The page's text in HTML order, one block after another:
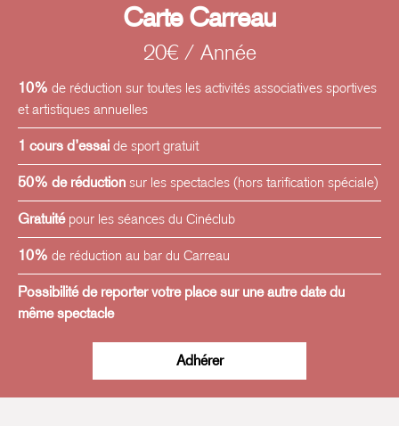
les chorégraphes Hervé Robbes, Jean Christophe Paré,
Béatrice Massin et Michel Kéléménis. Depuis 2021, elle
est artiste associée au Laboratoire de Recherche LLA
créatis (Lettre langue et Arts) de l'Université Toulouse II.
En juin 2022, elle fait partie des finalistes du concours
chorégraphique Danse Elargie qui a réuni 18 créations
internationales, sur le plateau du Théâtre de la Ville -
Espace Cardin à Paris. Actuellement, elle est interprète
pour les chorégraphes Mathilde Rance (Ile-de-France) et
Gilda Steelbak (Suède). Elle est artiste associée au
Laboratoire de recherche LLA - CREATIS de l'Université
Toulouse Jean Jaurès et formatrice en dramaturgie de la
danse dans le cadre du Master Arts du spectacle de
l'université Jean Jaurès de Toulouse.
Carte Carreau
20€ / Année
10% de réduction sur toutes les activités associatives sportives
et artistiques annuelles
1 cours d’essai de sport gratuit
50% de réduction sur les spectacles (hors tarification spéciale)
Gratuitépour les séances du Cinéclub
10% de réduction au bar du Carreau
Possibilité de reporter votre place sur une autre date du
même spectacle
Adhérer